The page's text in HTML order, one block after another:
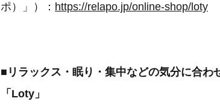
ポ）」）： https://relapo.jp/online-shop/loty
■リラックス・眠り・集中などの気分に合わ
「Loty」